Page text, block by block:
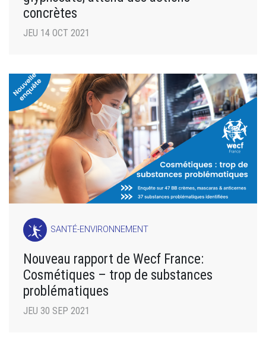
concrètes
JEU 14 OCT 2021
SANTÉ-ENVIRONNEMENT
Nouveau rapport de Wecf France:
Cosmétiques – trop de substances
problématiques
JEU 30 SEP 2021